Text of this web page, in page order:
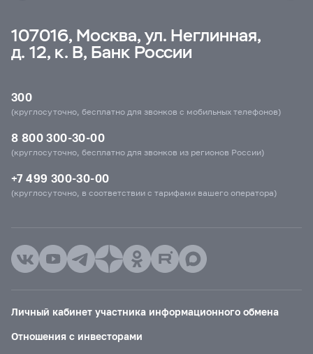
107016, Москва, ул. Неглинная,
д. 12, к. В, Банк России
300
(круглосуточно, бесплатно для звонков с мобильных телефонов)
8 800 300-30-00
(круглосуточно, бесплатно для звонков из регионов России)
+7 499 300-30-00
(круглосуточно, в соответствии с тарифами вашего оператора)
Личный кабинет участника информационного обмена
Отношения с инвесторами